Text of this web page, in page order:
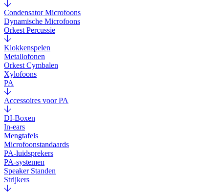
Condensator Microfoons
Dynamische Microfoons
Orkest Percussie
Klokkenspelen
Metallofonen
Orkest Cymbalen
Xylofoons
PA
Accessoires voor PA
DI-Boxen
In-ears
Mengtafels
Microfoonstandaards
PA-luidsprekers
PA-systemen
Speaker Standen
Strijkers